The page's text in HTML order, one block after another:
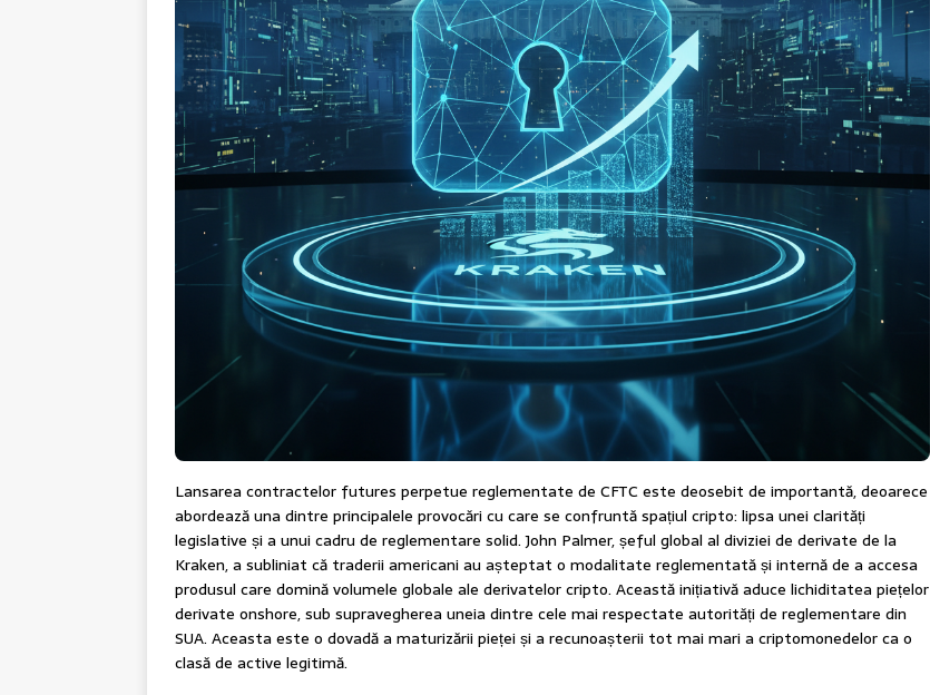
Lansarea contractelor futures perpetue reglementate de CFTC este deosebit de importantă, deoarece
abordează una dintre principalele provocări cu care se confruntă spațiul cripto: lipsa unei clarități
legislative și a unui cadru de reglementare solid. John Palmer, șeful global al diviziei de derivate de la
Kraken, a subliniat că traderii americani au așteptat o modalitate reglementată și internă de a accesa
produsul care domină volumele globale ale derivatelor cripto. Această inițiativă aduce lichiditatea piețelor
derivate onshore, sub supravegherea uneia dintre cele mai respectate autorități de reglementare din
SUA. Aceasta este o dovadă a maturizării pieței și a recunoașterii tot mai mari a criptomonedelor ca o
clasă de active legitimă.